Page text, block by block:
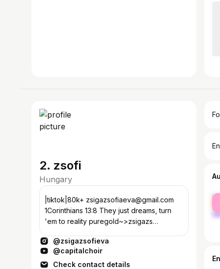
2. zsofi
Hungary
|tiktok|80k+ zsigazsofiaeva@gmail.com
1Corinthians 13:8 They just dreams, turn
'em to reality puregold~>zsigazs
FlowerKnows~>Zszsofi
@zsigazsofieva
@capitalchoir
Check contact details